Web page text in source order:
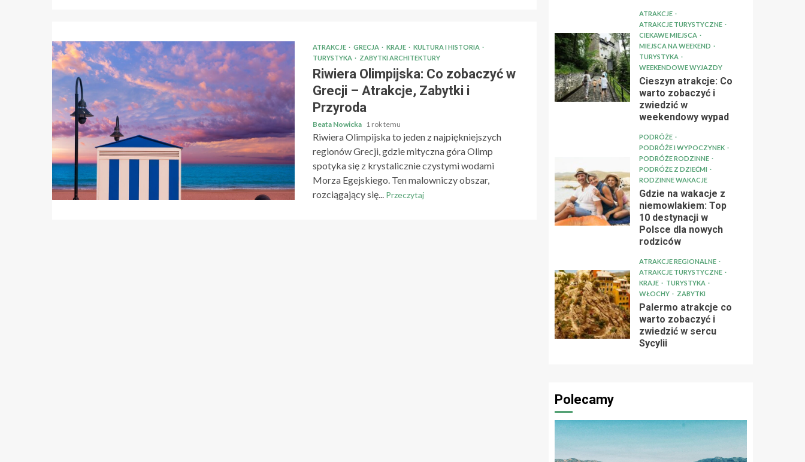
ATRAKCJE GRECJA KRAJE
KULTURA I HISTORIA
TURYSTYKA
ZABYTKI ARCHITEKTURY
Riwiera Olimpijska: Co zobaczyć w
Grecji – Atrakcje, Zabytki i
Przyroda
Beata Nowicka 1 rok temu
Riwiera Olimpijska to jeden z najpiękniejszych
regionów Grecji, gdzie mityczna góra Olimp
spotyka się z krystalicznie czystymi wodami
Morza Egejskiego. Ten malowniczy obszar,
rozciągający się...
Przeczytaj
ATRAKCJE
ATRAKCJE TURYSTYCZNE
CIEKAWE MIEJSCA
MIEJSCA NA WEEKEND
TURYSTYKA
WEEKENDOWE WYJAZDY
Cieszyn atrakcje: Co
warto zobaczyć i
zwiedzić w
weekendowy wypad
PODRÓŻE
PODRÓŻE I WYPOCZYNEK
PODRÓŻE RODZINNE
PODRÓŻE Z DZIEĆMI
RODZINNE WAKACJE
Gdzie na wakacje z
niemowlakiem: Top
10 destynacji w
Polsce dla nowych
rodziców
ATRAKCJE REGIONALNE
ATRAKCJE TURYSTYCZNE
KRAJE
TURYSTYKA
WŁOCHY
ZABYTKI
Palermo atrakcje co
warto zobaczyć i
zwiedzić w sercu
Sycylii
Polecamy